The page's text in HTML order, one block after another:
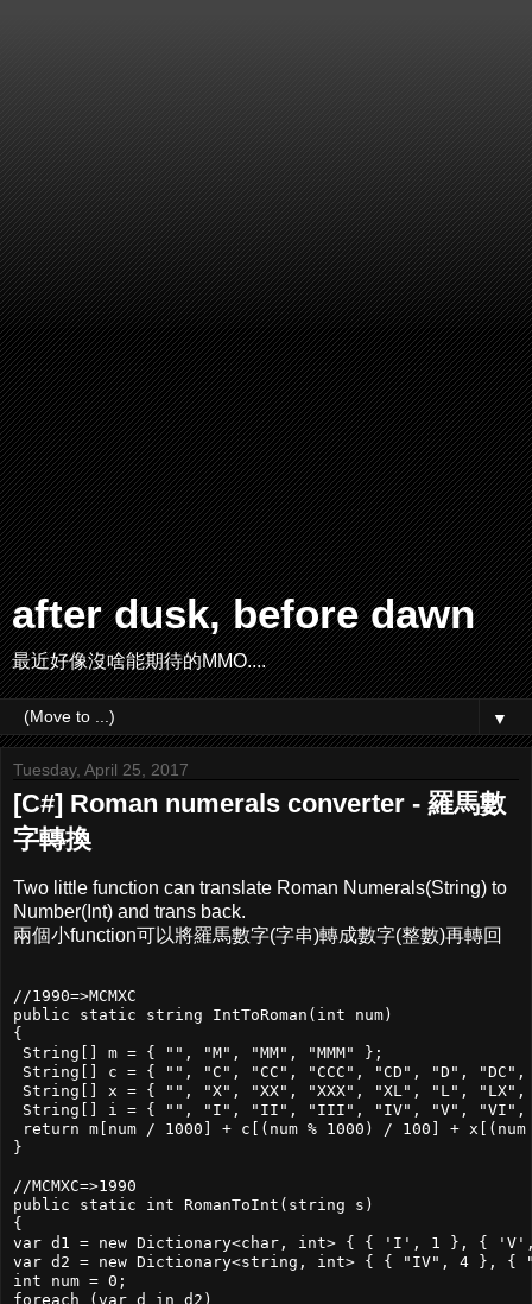
after dusk, before dawn
最近好像沒啥能期待的MMO....
▼
Tuesday, April 25, 2017
[C#] Roman numerals converter - 羅馬數
字轉換
Two little function can translate Roman Numerals(String) to
Number(Int) and trans back.
兩個小function可以將羅馬數字(字串)轉成數字(整數)再轉回
//1990=>MCMXC
public static string IntToRoman(int num)
{
String[] m = { "", "M", "MM", "MMM" };
String[] c = { "", "C", "CC", "CCC", "CD", "D", "DC",
String[] x = { "", "X", "XX", "XXX", "XL", "L", "LX",
String[] i = { "", "I", "II", "III", "IV", "V", "VI",
return m[num / 1000] + c[(num % 1000) / 100] +
}
//MCMXC=>1990
public static int RomanToInt(string s)
{
var d1 = new Dictionary<char, int> { { 'I', 1 },
var d2 = new Dictionary<string, int> { { "IV", 4 },
int num = 0;
foreach (var d in d2)